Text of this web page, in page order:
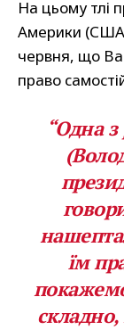
На цьому тлі
Америки
червня, що
право
“Одна
їм
складно,